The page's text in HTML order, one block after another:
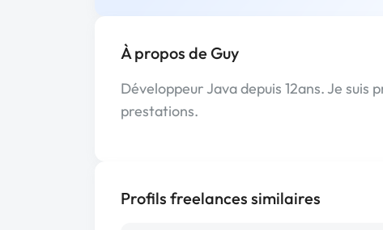
À propos de Guy
Développeur Java depuis 12ans. Je
prestations.
Profils freelances similaires